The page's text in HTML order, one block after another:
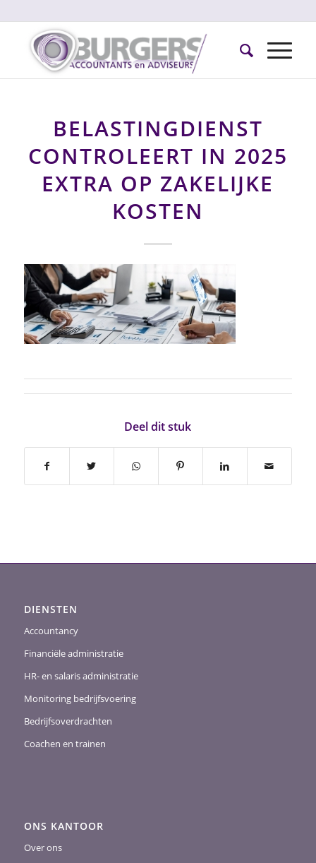
BELASTINGDIENST
CONTROLEERT IN 2025
EXTRA OP ZAKELIJKE
KOSTEN
Deel dit stuk
DIENSTEN
Accountancy
Financiële administratie
HR- en salaris administratie
Monitoring bedrijfsvoering
Bedrijfsoverdrachten
Coachen en trainen
ONS KANTOOR
Over ons